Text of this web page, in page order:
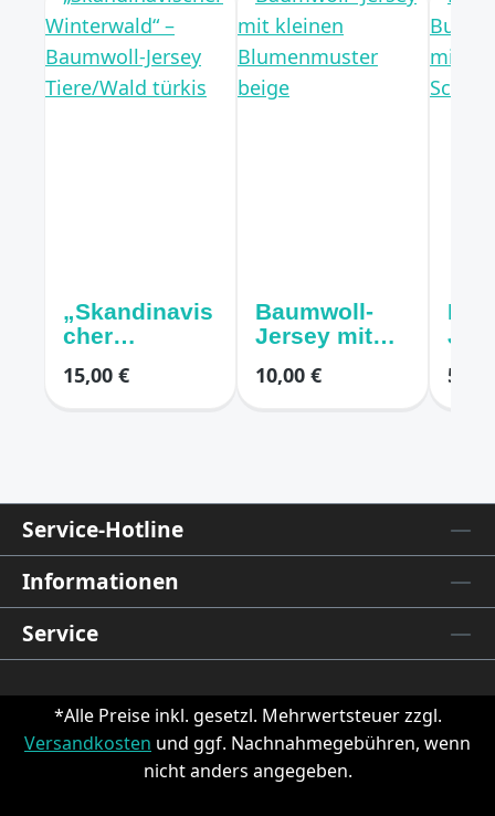
„Skandinavis
cher
– Baumwoll-
15,00 €
Baumwoll-
Jersey mit
Blumenmust
10,00 € 5,00
Service-Hotline
Informationen
Service
*Alle Preise inkl. gesetzl. Mehrwertsteuer zzgl.
Versandkosten und ggf. Nachnahmegebühren, wenn
nicht anders angegeben.